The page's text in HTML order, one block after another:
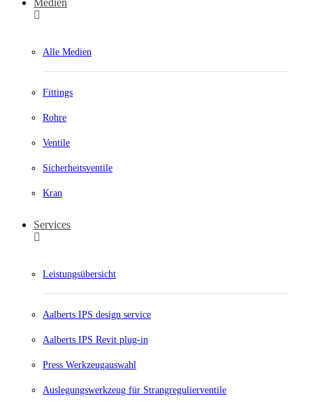
Medien
Alle Medien
Fittings
Rohre
Ventile
Sicherheitsventile
Kran
Services
Leistungsübersicht
Aalberts IPS design service
Aalberts IPS Revit plug-in
Press Werkzeugauswahl
Auslegungswerkzeug für Strangregulierventile